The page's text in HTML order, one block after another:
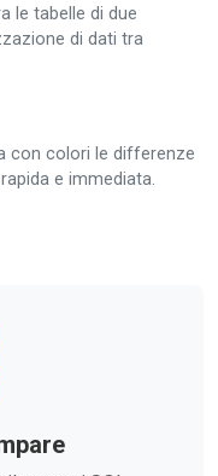
le tabelle di due
di dati tra
con colori le differenze
e immediata.